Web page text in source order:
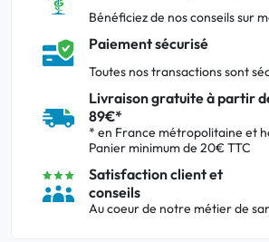
Bénéficiez de nos conseils sur
Paiement sécurisé
Toutes nos transactions sont
Livraison gratuite à partir
89€*
* en France métropolitaine et
Panier minimum de 20€ TTC
Satisfaction client et
conseils
Au coeur de notre métier de